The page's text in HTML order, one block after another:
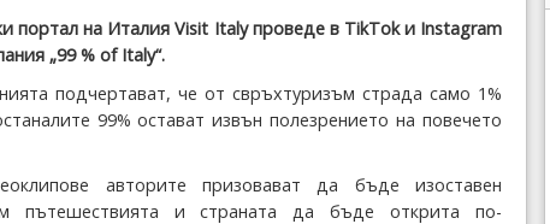
портал на Италия Visit Italy проведе в TikTok и Instagram
„99 % of Italy“.
подчертават, че от свръхтуризъм страда само 1%
99% остават извън полезрението на повечето
авторите призовават да бъде изоставен
пътешествията и страната да бъде открита по-